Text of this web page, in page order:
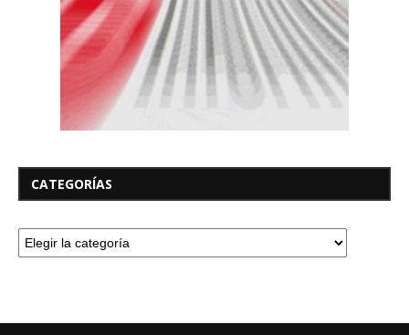
CATEGORÍAS